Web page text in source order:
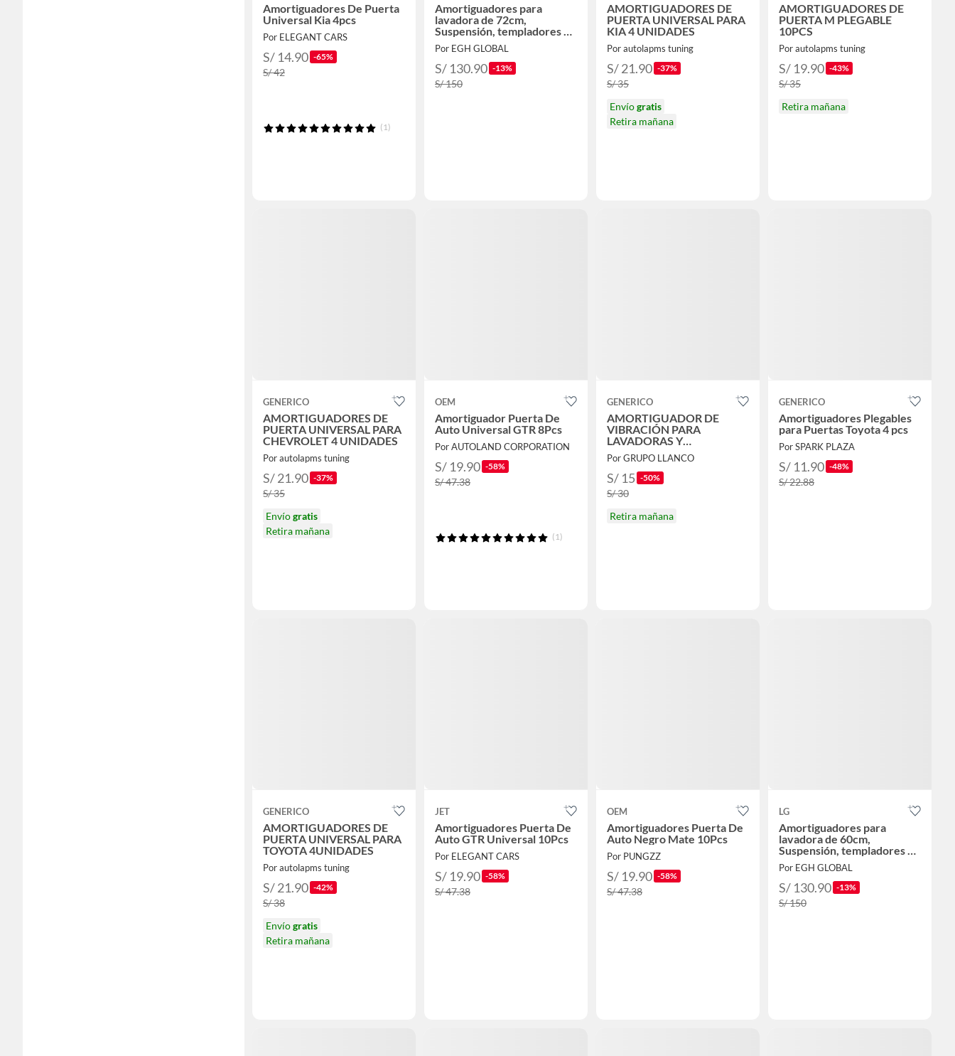
Amortiguadores De Puerta
Universal Kia 4pcs
Por ELEGANT CARS
S/ 14.90 -65%
S/ 42
(1)
Amortiguadores para
lavadora de 72cm,
Suspensión, templadores de
lavadora carga superior
Por EGH GLOBAL
S/ 130.90 -13%
S/ 150
AMORTIGUADORES DE
PUERTA UNIVERSAL PARA
KIA 4 UNIDADES
Por autolapms tuning
S/ 21.90 -37%
S/ 35
Envíogratis
Retira mañana
AMORTIGUADORES DE
PUERTA M PLEGABLE
10PCS
Por autolapms tuning
S/ 19.90 -43%
S/ 35
Retira mañana
GENERICO
AMORTIGUADORES DE
PUERTA UNIVERSAL PARA
CHEVROLET 4 UNIDADES
Por autolapms tuning
S/ 21.90 -37%
S/ 35
Envíogratis
Retira mañana
OEM
Amortiguador Puerta De
Auto Universal GTR 8Pcs
Por AUTOLAND CORPORATION
S/ 19.90 -58%
S/ 47.38
(1)
GENERICO
AMORTIGUADOR DE
VIBRACIÓN PARA
LAVADORAS Y
SECADORAS HOGAR
SOPORTE
Por GRUPO LLANCO
S/ 15 -50%
S/ 30
Retira mañana
GENERICO
Amortiguadores Plegables
para Puertas Toyota 4 pcs
Por SPARK PLAZA
S/ 11.90 -48%
S/ 22.88
GENERICO
AMORTIGUADORES DE
PUERTA UNIVERSAL PARA
TOYOTA 4UNIDADES
Por autolapms tuning
S/ 21.90 -42%
S/ 38
Envíogratis
Retira mañana
JET
Amortiguadores Puerta De
Auto GTR Universal 10Pcs
Por ELEGANT CARS
S/ 19.90 -58%
S/ 47.38
OEM
Amortiguadores Puerta De
Auto Negro Mate 10Pcs
Por PUNGZZ
S/ 19.90 -58%
S/ 47.38
LG
Amortiguadores para
lavadora de 60cm,
Suspensión, templadores de
lavadora carga superior
Por EGH GLOBAL
S/ 130.90 -13%
S/ 150